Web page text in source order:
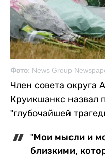
Фото: News Group
Член совета округа
Круикшанкс назвал
"глубочайшей
"Мои мысли и
близкими,